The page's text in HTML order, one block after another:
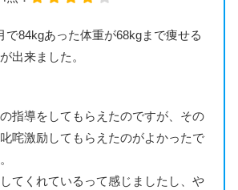
で84kgあった体重が68kgまで痩せる
出来ました。
指導をしてもらえたのですが、その
咤激励してもらえたのがよかったで
てくれているって感じましたし、や